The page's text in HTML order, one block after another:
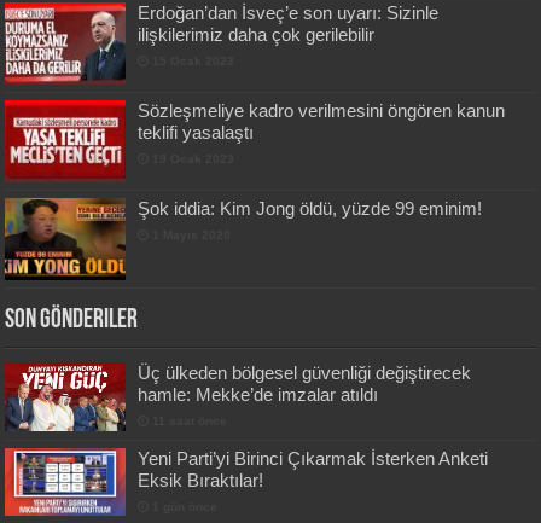
Erdoğan’dan İsveç’e son uyarı: Sizinle
ilişkilerimiz daha çok gerilebilir
Sözleşmeliye kadro verilmesini öngören kanun
teklifi yasalaştı
Şok iddia: Kim Jong öldü, yüzde 99 eminim!
Son Gönderiler
Üç ülkeden bölgesel güvenliği değiştirecek
hamle: Mekke’de imzalar atıldı
Yeni Parti’yi Birinci Çıkarmak İsterken Anketi
Eksik Bıraktılar!